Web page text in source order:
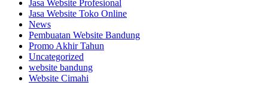
Jasa Website Profesional
Jasa Website Toko Online
News
Pembuatan Website Bandung
Promo Akhir Tahun
Uncategorized
website bandung
Website Cimahi